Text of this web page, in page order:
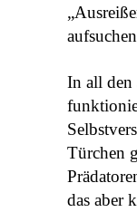
In all den
Türchen
das aber